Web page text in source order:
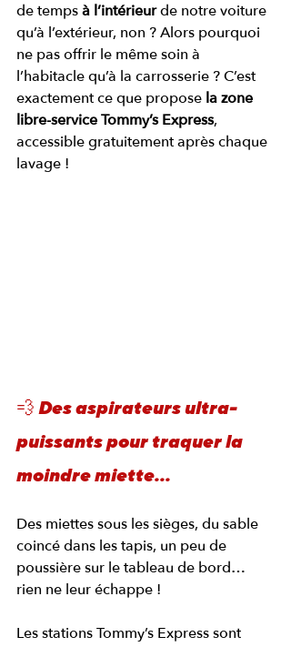
de temps à l’intérieur de notre voiture
qu’à l’extérieur, non ? Alors pourquoi
ne pas offrir le même soin à
l’habitacle qu’à la carrosserie ? C’est
exactement ce que propose la zone
libre-service Tommy’s Express,
accessible gratuitement après chaque
lavage !
💨 Des aspirateurs ultra-
puissants pour traquer la
moindre miette...
Des miettes sous les sièges, du sable
coincé dans les tapis, un peu de
poussière sur le tableau de bord…
rien ne leur échappe !
Les stations Tommy’s Express sont